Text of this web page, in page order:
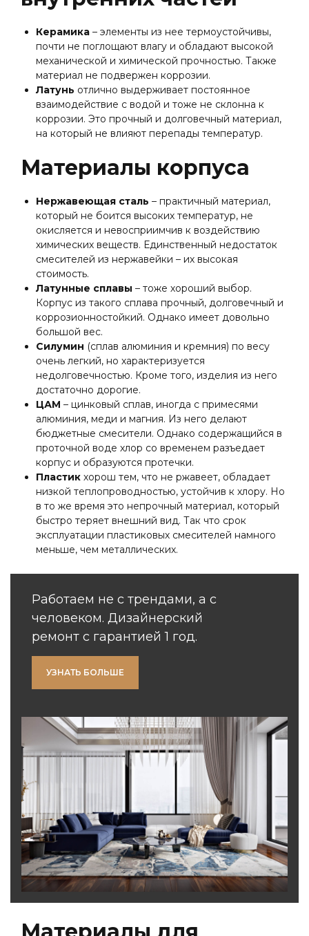
Керамика – элементы из нее термоустойчивы,
почти не поглощают влагу и обладают высокой
механической и химической прочностью. Также
материал не подвержен коррозии.
Латунь отлично выдерживает постоянное
взаимодействие с водой и тоже не склонна к
коррозии. Это прочный и долговечный материал,
на который не влияют перепады температур.
Материалы корпуса
Нержавеющая сталь – практичный материал,
который не боится высоких температур, не
окисляется и невосприимчив к воздействию
химических веществ. Единственный недостаток
смесителей из нержавейки – их высокая
стоимость.
Латунные сплавы – тоже хороший выбор.
Корпус из такого сплава прочный, долговечный и
коррозионностойкий. Однако имеет довольно
большой вес.
Силумин (сплав алюминия и кремния) по весу
очень легкий, но характеризуется
недолговечностью. Кроме того, изделия из него
достаточно дорогие.
ЦАМ – цинковый сплав, иногда с примесями
алюминия, меди и магния. Из него делают
бюджетные смесители. Однако содержащийся в
проточной воде хлор со временем разъедает
корпус и образуются протечки.
Пластик хорош тем, что не ржавеет, обладает
низкой теплопроводностью, устойчив к хлору. Но
в то же время это непрочный материал, который
быстро теряет внешний вид. Так что срок
эксплуатации пластиковых смесителей намного
меньше, чем металлических.
Работаем не с трендами, а с
человеком. Дизайнерский
ремонт с гарантией 1 год.
УЗНАТЬ БОЛЬШЕ